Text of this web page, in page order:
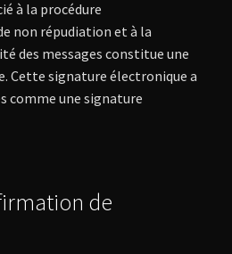
à la procédure
non répudiation et à la
des messages constitue une
Cette signature électronique a
comme une signature
de